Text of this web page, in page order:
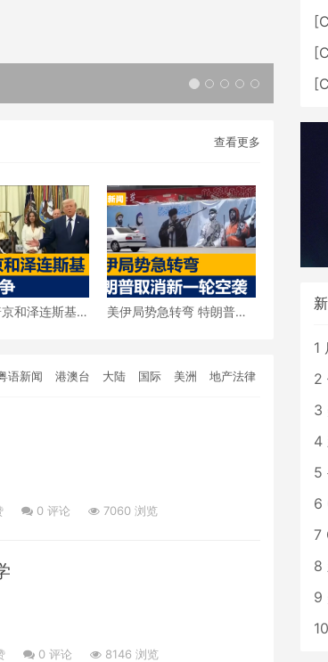
查看更多
和泽连斯基
美伊局势急转弯 特朗普宣
语新闻 港澳台 大陆 国际 美洲 地产法律
0 评论 7060 浏览
0 评论 8146 浏览
[
[
[
1
2
3
4
5
6
7
8
9
10